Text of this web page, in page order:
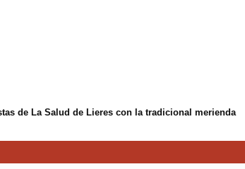
de La Salud de Lieres con la tradicional merienda